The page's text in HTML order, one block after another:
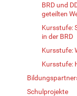
BRD und
geteilten
Kursstufe:
in der BRD
Kursstufe:
Kursstufe:
Schulprojekte